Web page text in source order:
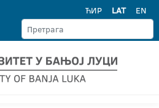
ЋИР LAT EN